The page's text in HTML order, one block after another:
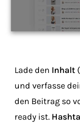
Lade den Inhalt
und verfasse
den Beitrag so
ready ist.